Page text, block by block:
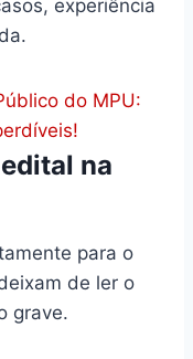
experiência
do MPU:
na
para o
de ler o
grave.